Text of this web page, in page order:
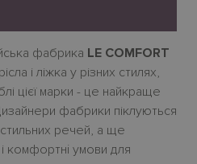
фабрика LE COMFORT
і ліжка у різних стилях,
цієї марки - це найкраще
фабрики піклуються
речей, а ще
і комфортнi умови для